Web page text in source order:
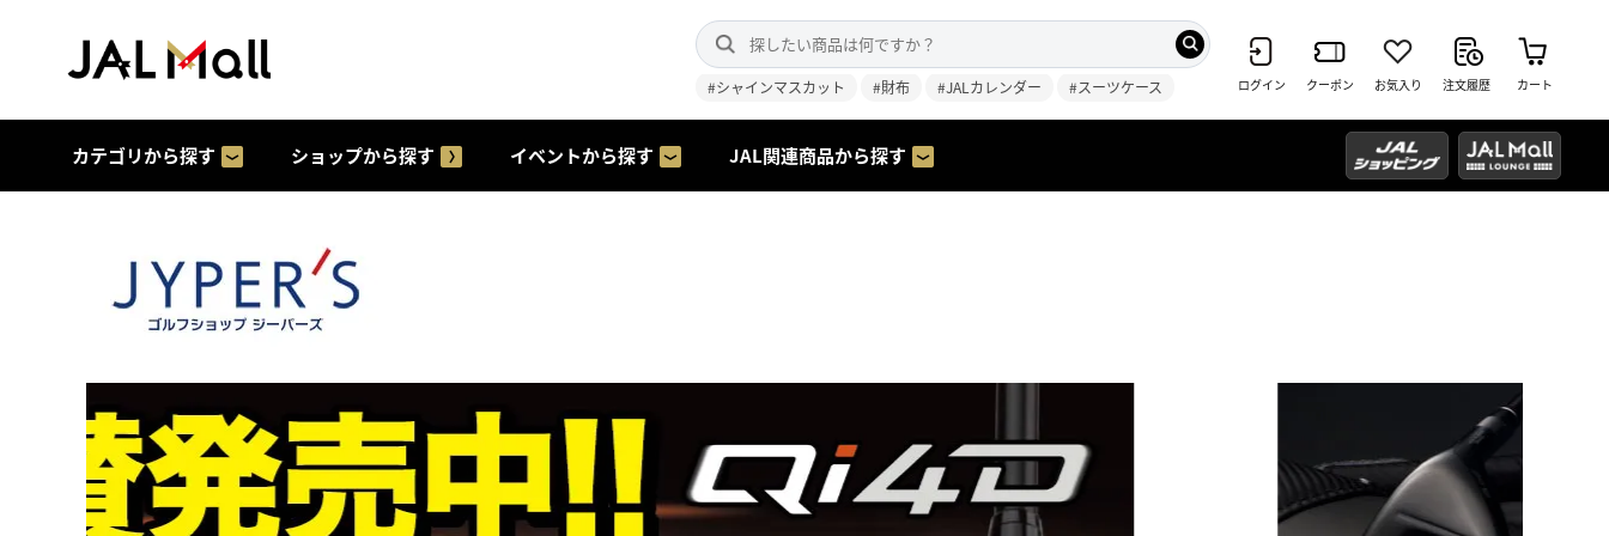
#シャインマスカット #財布 #JALカレンダー #スーツケース ログイン クーポン お気入り 注文履歴 カート
カテゴリから探す ショップから探す イベントから探す JAL関連商品から探す